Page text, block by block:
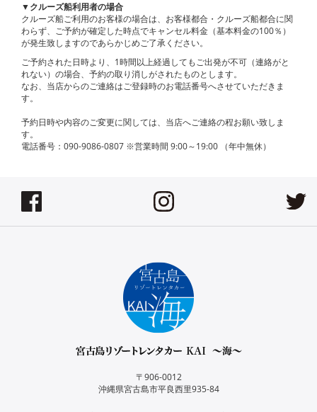
▼クルーズ船利用者の場合
クルーズ船ご利用のお客様の場合は、お客様都合・クルーズ船都合に関
わらず、ご予約が確定した時点でキャンセル料金（基本料金の100％）
が発生致しますのであらかじめご了承ください。
ご予約された日時より、1時間以上経過してもご出発が不可（連絡がと
れない）の場合、予約の取り消しがされたものとします。
なお、当店からのご連絡はご登録時のお電話番号へさせていただきま
す。
予約日時や内容のご変更に関しては、当店へご連絡の程お願い致しま
す。
電話番号：090-9086-0807 ※営業時間 9:00～19:00 （年中無休）
〒906-0012
沖縄県宮古島市平良西里935-84